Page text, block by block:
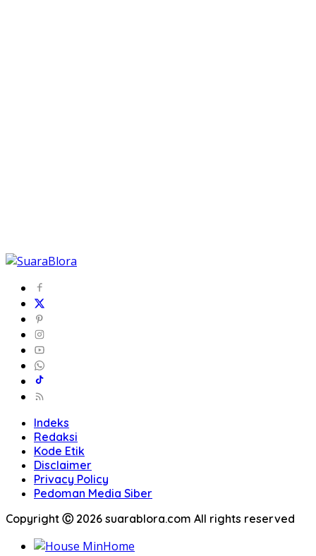
Indeks
Redaksi
Kode Etik
Disclaimer
Privacy Policy
Pedoman Media Siber
Copyright Ⓒ 2026 suarablora.com All rights reserved
Home